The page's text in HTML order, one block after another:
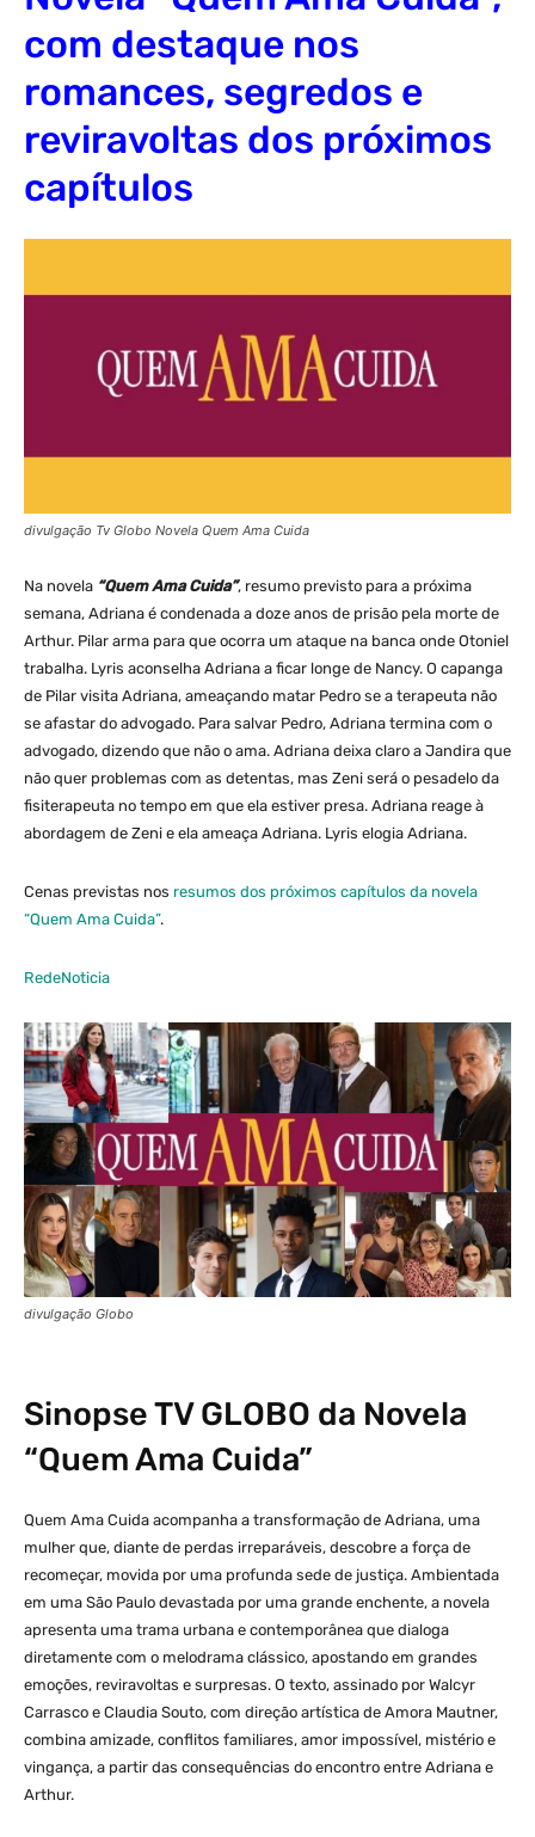
com destaque nos
romances, segredos e
reviravoltas dos próximos
capítulos
divulgação Tv Globo Novela Quem Ama Cuida
Na novela “Quem Ama Cuida”, resumo previsto para a próxima
semana, Adriana é condenada a doze anos de prisão pela morte de
Arthur. Pilar arma para que ocorra um ataque na banca onde Otoniel
trabalha. Lyris aconselha Adriana a ficar longe de Nancy. O capanga
de Pilar visita Adriana, ameaçando matar Pedro se a terapeuta não
se afastar do advogado. Para salvar Pedro, Adriana termina com o
advogado, dizendo que não o ama. Adriana deixa claro a Jandira que
não quer problemas com as detentas, mas Zeni será o pesadelo da
fisiterapeuta no tempo em que ela estiver presa. Adriana reage à
abordagem de Zeni e ela ameaça Adriana. Lyris elogia Adriana.
Cenas previstas nos resumos dos próximos capítulos da novela
“Quem Ama Cuida”.
RedeNoticia
divulgação Globo
SinopseTV GLOBO da Novela
“Quem Ama Cuida”
Quem Ama Cuida acompanha a transformação de Adriana, uma
mulher que, diante de perdas irreparáveis, descobre a força de
recomeçar, movida por uma profunda sede de justiça. Ambientada
em uma São Paulo devastada por uma grande enchente, a novela
apresenta uma trama urbana e contemporânea que dialoga
diretamente com o melodrama clássico, apostando em grandes
emoções, reviravoltas e surpresas. O texto, assinado por Walcyr
Carrasco e Claudia Souto, com direção artística de Amora Mautner,
combina amizade, conflitos familiares, amor impossível, mistério e
vingança, a partir das consequências do encontro entre Adriana e
Arthur.